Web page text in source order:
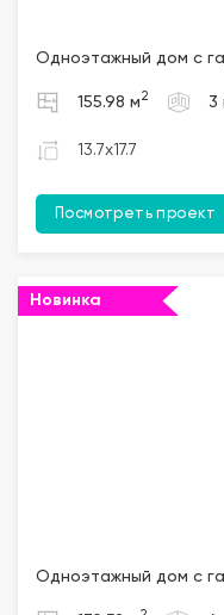
Одноэтажный дом с
155.98 м 2 3
13.7x17.7
Посмотреть проект
Новинка
Одноэтажный дом с